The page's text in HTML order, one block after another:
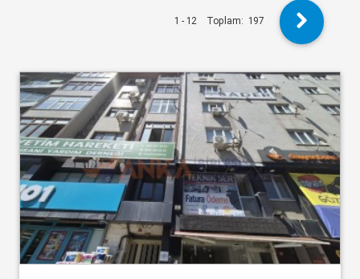
1 - 12 Toplam: 197